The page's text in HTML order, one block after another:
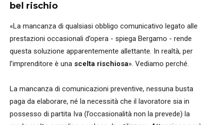
bel rischio
«La mancanza di qualsiasi obbligo comunicativo legato alle
prestazioni occasionali d’opera - spiega Bergamo - rende
questa soluzione apparentemente allettante. In realtà, per
l’imprenditore è una scelta rischiosa». Vediamo perché.
La mancanza di comunicazioni preventive, nessuna busta
paga da elaborare, né la necessità che il lavoratore sia in
possesso di partita Iva (l’occasionalità non la prevede) la